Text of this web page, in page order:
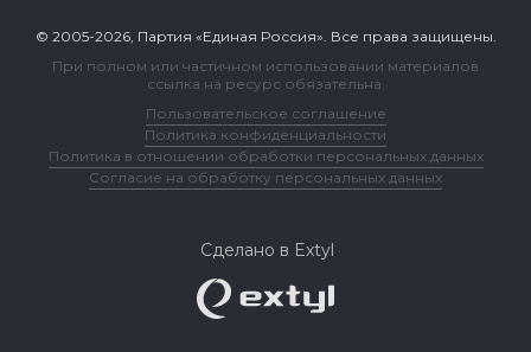
© 2005-2026, Партия «Единая Россия». Все права защищены.
При полном или частичном использовании материалов
ссылка на ресурс обязательна.
Пользовательское соглашение
Политика конфиденциальности
Политика в отношении обработки персональных данных
Согласие на обработку персональных данных
Сделано в Extyl